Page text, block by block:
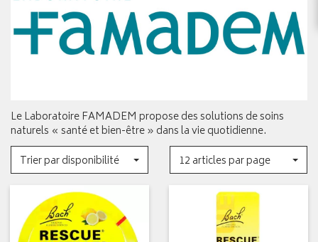
Le Laboratoire FAMADEM propose des solutions de soins
naturels « santé et bien-être » dans la vie quotidienne.
Trier par disponibilité
12 articles par page